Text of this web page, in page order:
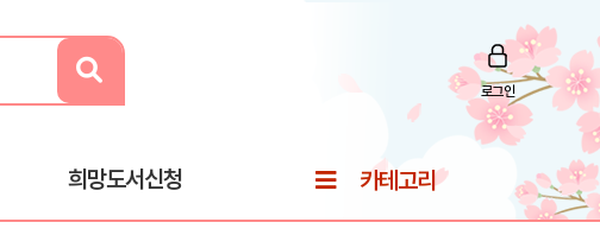
로그인
희망도서신청 카테고리